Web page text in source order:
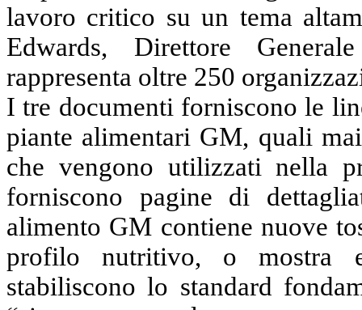
lavoro critico su un tema
Edwards, Direttore
rappresenta oltre 250
I tre documenti forniscono le
piante alimentari GM, quali
che vengono utilizzati nella
forniscono pagine di
alimento GM contiene nuove
profilo nutritivo, o mostra
stabiliscono lo standard